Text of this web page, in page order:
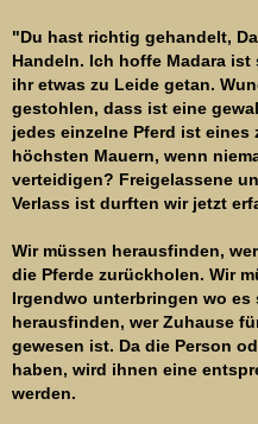
"Du hast richtig gehandelt,
Handeln. Ich hoffe Madara
ihr etwas zu Leide getan.
gestohlen, dass ist eine
jedes einzelne Pferd ist eines
höchsten Mauern, wenn
verteidigen? Freigelassene
Verlass ist durften wir jetzt
Wir müssen herausfinden,
die Pferde zurückholen. Wir
Irgendwo unterbringen wo
herausfinden, wer Zuhause
gewesen ist. Da die Person
haben, wird ihnen eine
werden.